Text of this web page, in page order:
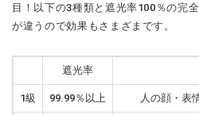
目！以下の3種類と遮光率100％の完
が違うので効果もさまざまです。
遮光率
1級 99.99％以上 人の顔・表